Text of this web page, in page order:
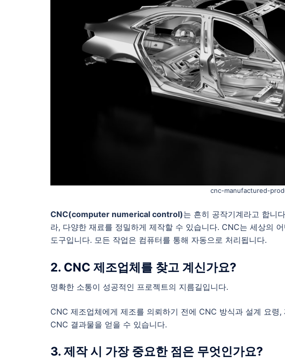
cnc-manufactured-
CNC(computer numerical control)는 흔히 공작기계라고 합니
라, 다양한 재료를 정밀하게 제작할 수 있습니다. CNC는 세상의
도구입니다. 모든 작업은 컴퓨터를 통해 자동으로 처리됩니다.
2. CNC 제조업체를 찾고 계신가요?
명확한 소통이 성공적인 프로젝트의 지름길입니다.
CNC 제조업체에게 제조를 의뢰하기 전에 CNC 방식과 설계 요령
CNC 결과물을 얻을 수 있습니다.
3. 제작 시 가장 중요한 점은 무엇인가요?